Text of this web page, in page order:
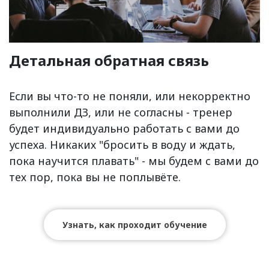
Детальная обратная связь
Если вы что-то не поняли, или некорректно
выполнили ДЗ, или не согласны - тренер
будет индивидуально работать с вами до
успеха. Никаких "бросить в воду и ждать,
пока научится плавать" - мы будем с вами до
тех пор, пока вы не поплывёте.
Узнать, как проходит обучение